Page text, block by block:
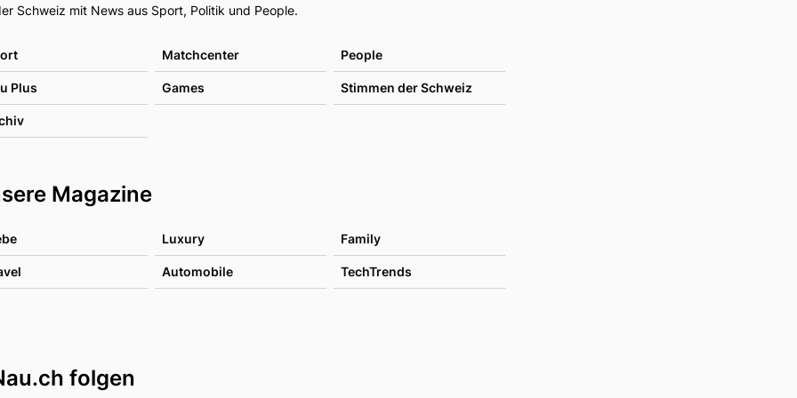
Schweiz mit News aus Sport, Politik und People.
Matchcenter People
Plus Games Stimmen der Schweiz
Magazine
Luxury Family
Automobile TechTrends
folgen